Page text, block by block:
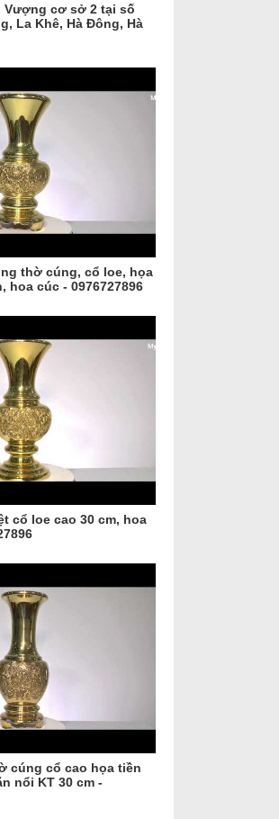
Vượng cơ sở 2 tại số
La Khê, Hà Đông, Hà
thờ cúng, cổ loe, họa
hoa cúc - 0976727896
cổ loe cao 30 cm, hoa
cúng cổ cao họa tiền
nổi KT 30 cm -